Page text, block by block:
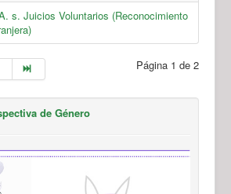
s. Juicios Voluntarios (Reconocimiento
Página 1 de 2
de Género